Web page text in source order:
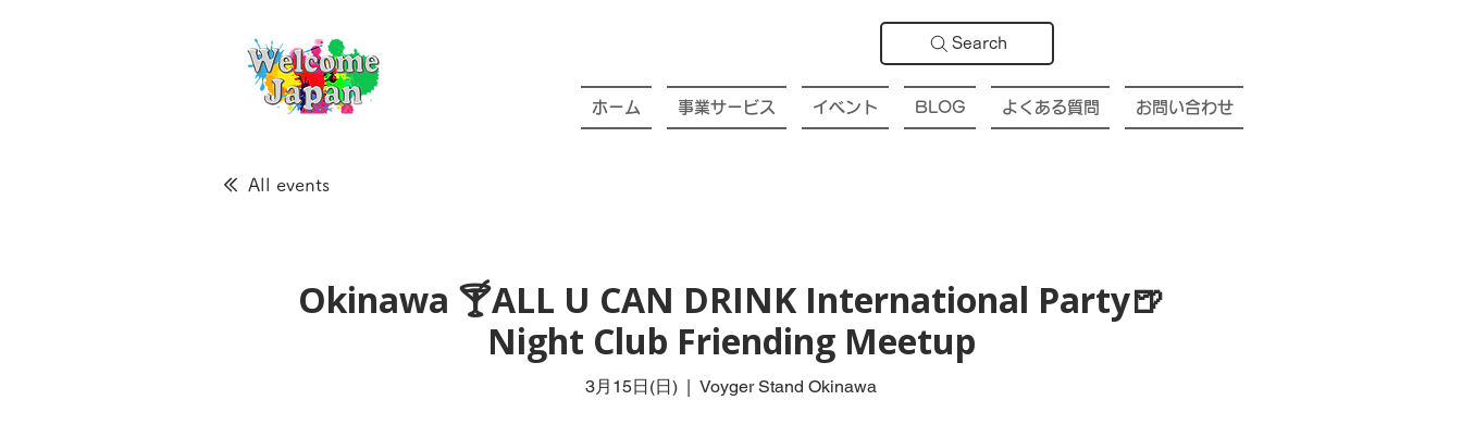
Search
ホーム 事業サービス イベント BLOG よくある質問 お問い合わせ
All events
Okinawa 🍸ALL U CAN DRINK International Party🍺
Night Club Friending Meetup
3月15日(日)
  |
Voyger Stand Okinawa